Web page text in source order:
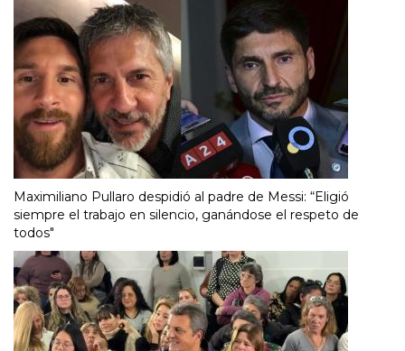
Maximiliano Pullaro despidió al padre de Messi: “Eligió
siempre el trabajo en silencio, ganándose el respeto de
todos"